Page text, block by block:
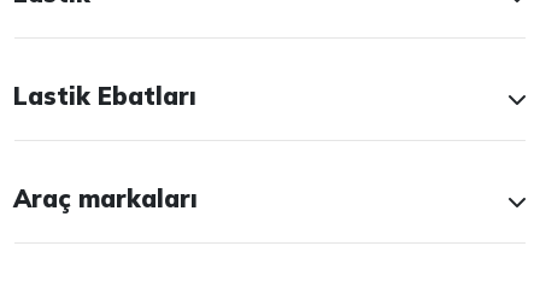
Lastik Ebatları
Araç markaları